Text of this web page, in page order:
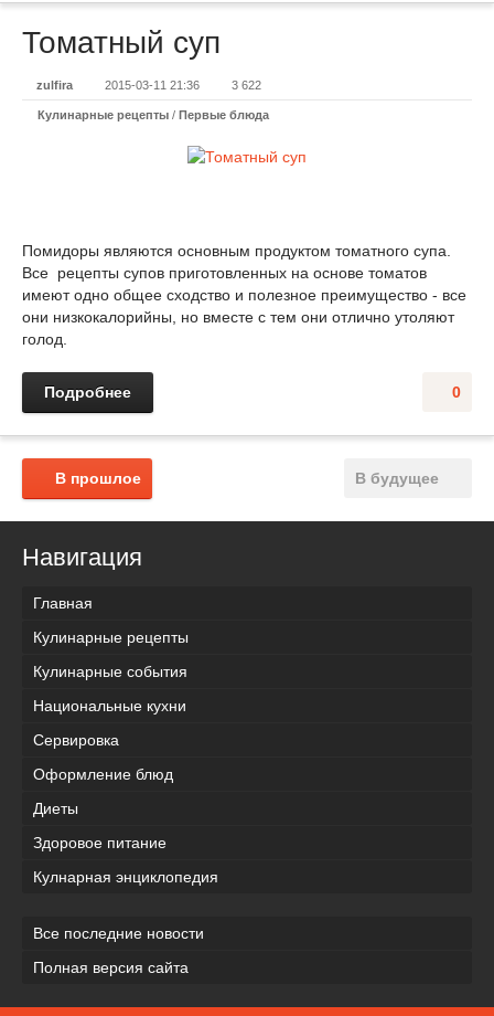
Томатный суп
zulfira 2015-03-11 21:36 3 622
Кулинарные рецепты / Первые блюда
Помидоры являются основным продуктом томатного супа.
Все рецепты супов приготовленных на основе томатов
имеют одно общее сходство и полезное преимущество - все
они низкокалорийны, но вместе с тем они отлично утоляют
голод.
0
Подробнее
В будущее
В прошлое
Навигация
Главная
Кулинарные рецепты
Кулинарные события
Национальные кухни
Сервировка
Оформление блюд
Диеты
Здоровое питание
Кулнарная энциклопедия
Все последние новости
Полная версия сайта